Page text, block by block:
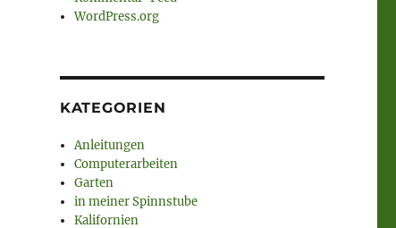
WordPress.org
KATEGORIEN
Anleitungen
Computerarbeiten
Garten
in meiner Spinnstube
Kalifornien